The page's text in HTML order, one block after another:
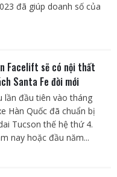
đã giúp doanh số của
Facelift sẽ có nội thất
Santa Fe đời mới
lần đầu tiên vào tháng
Hàn Quốc đã chuẩn bị
Tucson thế hệ thứ 4.
nay hoặc đầu năm...